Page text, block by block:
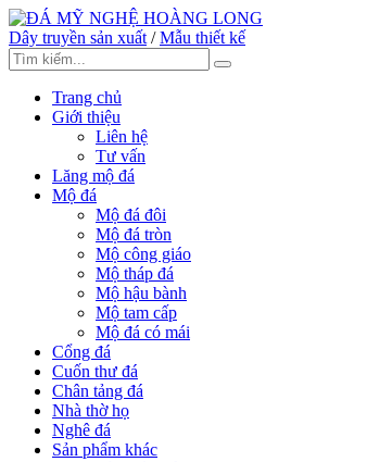
Dây truyền sản xuất /Mẫu thiết kế
Trang chủ
Giới thiệu
Liên hệ
Tư vấn
Lăng mộ đá
Mộ đá
Mộ đá đôi
Mộ đá tròn
Mộ công giáo
Mộ tháp đá
Mộ hậu bành
Mộ tam cấp
Mộ đá có mái
Cổng đá
Cuốn thư đá
Chân tảng đá
Nhà thờ họ
Nghê đá
Sản phẩm khác